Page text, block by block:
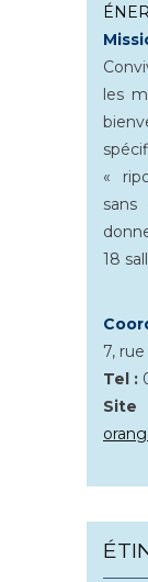
les
«
sans
18
7,
Tel :